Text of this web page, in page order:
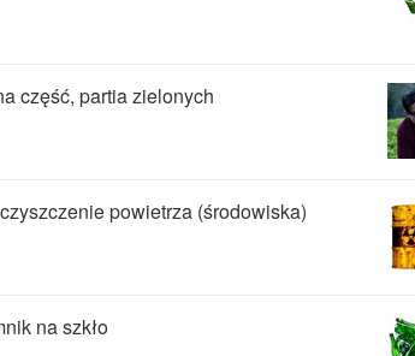
część, partia zielonych
powietrza (środowiska)
na szkło